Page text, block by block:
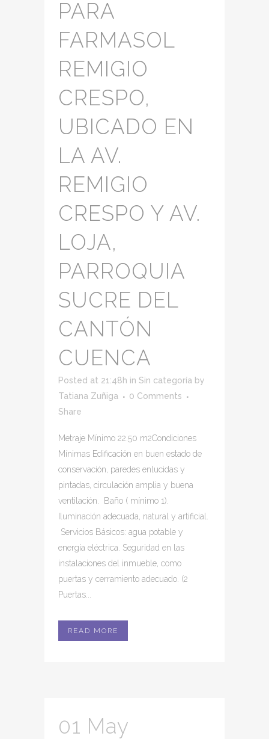
PARA
FARMASOL
REMIGIO
CRESPO,
UBICADO EN
LA AV.
REMIGIO
CRESPO Y AV.
LOJA,
PARROQUIA
SUCRE DEL
CANTÓN
CUENCA
Posted at 21:48h in Sin categoría by
Tatiana Zuñiga
0 Comments
Share
Metraje Mínimo 22.50 m2Condiciones
Mínimas Edificación en buen estado de
conservación, paredes enlucidas y
pintadas, circulación amplia y buena
ventilación. Baño ( mínimo 1).
Iluminación adecuada, natural y artificial.
Servicios Básicos: agua potable y
energía eléctrica. Seguridad en las
instalaciones del inmueble, como
puertas y cerramiento adecuado. (2
Puertas...
READ MORE
01 May